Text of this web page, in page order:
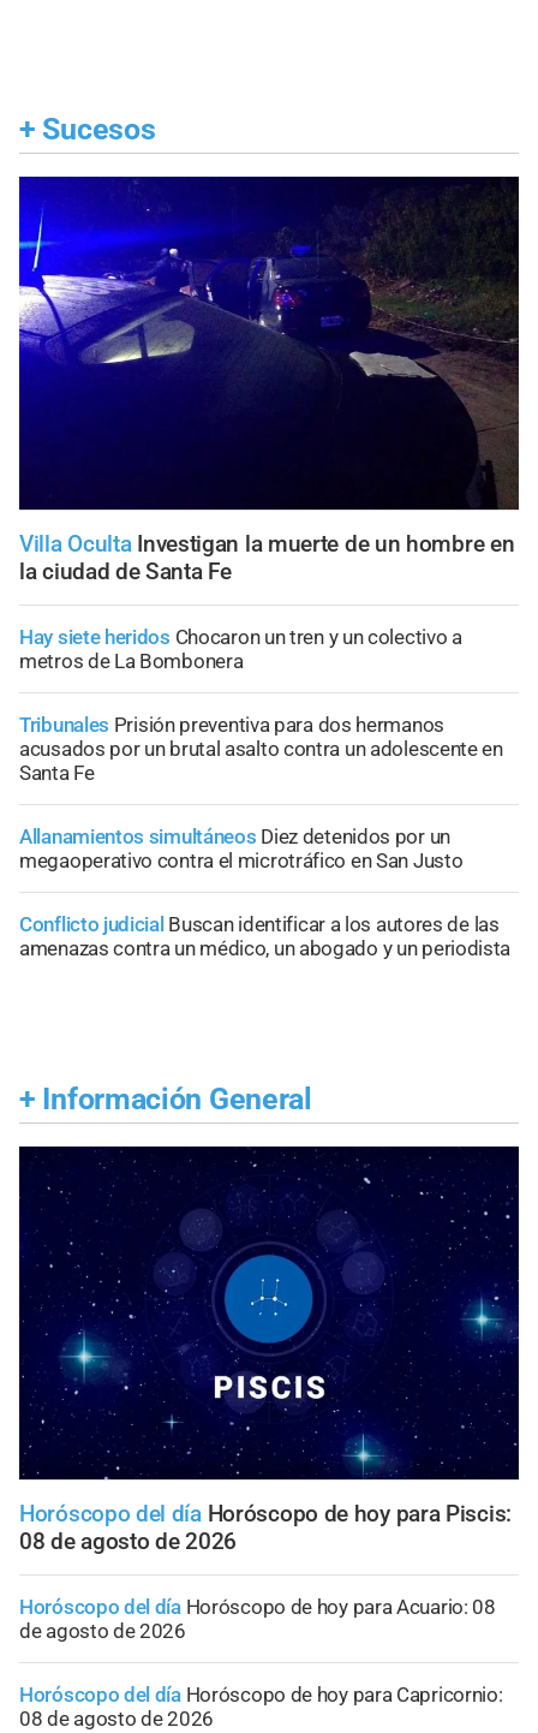
+ Sucesos
Villa Oculta Investigan la muerte de un hombre en
la ciudad de Santa Fe
Hay siete heridos Chocaron un tren y un colectivo a
metros de La Bombonera
Tribunales Prisión preventiva para dos hermanos
acusados por un brutal asalto contra un adolescente en
Santa Fe
Allanamientos simultáneos Diez detenidos por un
megaoperativo contra el microtráfico en San Justo
Conflicto judicial Buscan identificar a los autores de las
amenazas contra un médico, un abogado y un periodista
+ Información General
Horóscopo del día Horóscopo de hoy para Piscis:
08 de agosto de 2026
Horóscopo del día Horóscopo de hoy para Acuario: 08
de agosto de 2026
Horóscopo del día Horóscopo de hoy para Capricornio:
08 de agosto de 2026